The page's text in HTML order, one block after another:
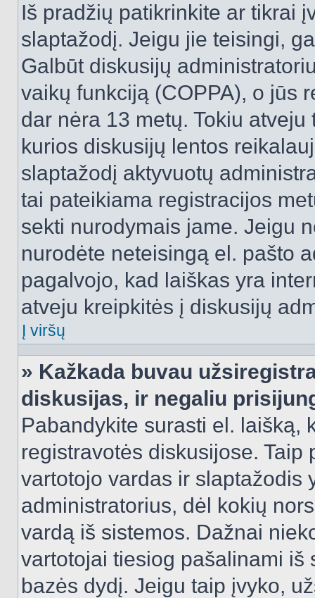
Iš pradžių patikrinkite ar tikrai
slaptažodį. Jeigu jie teisingi,
Galbūt diskusijų
vaikų funkciją (COPPA), o jūs
dar nėra 13 metų. Tokiu
kurios diskusijų lentos
slaptažodį aktyvuotų
tai pateikiama registracijos
sekti nurodymais jame. Jeigu
nurodėte neteisingą el. pašto
pagalvojo, kad laiškas yra
atveju kreipkitės į diskusijų
Į viršų
» Kažkada buvau
diskusijas, ir negaliu
Pabandykite surasti el. laišką,
registravotės diskusijose.
vartotojo vardas ir slaptažodis
administratorius, dėl kokių
vardą iš sistemos. Dažnai
vartotojai tiesiog pašalinami iš
bazės dydį. Jeigu taip įvyko,